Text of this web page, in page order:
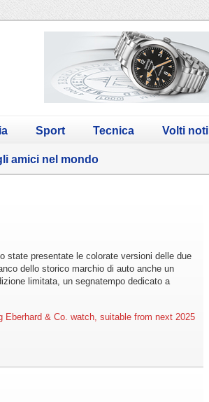
Sport Tecnica Volti noti
amici nel mondo
state presentate le colorate versioni delle due
dello storico marchio di auto anche un
limitata, un segnatempo dedicato a
& Co. watch, suitable from next 2025